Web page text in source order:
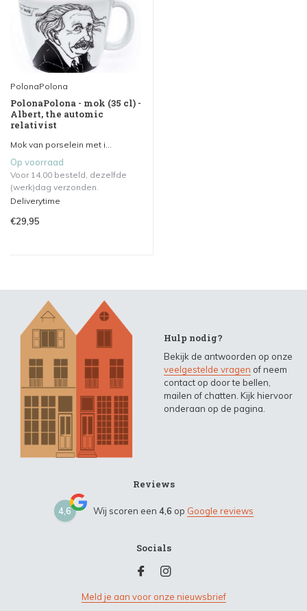
PolonaPolona
PolonaPolona - mok (35 cl) -
Albert, the automic
relativist
Mok van porselein met i...
Op voorraad
Voor 14.00 besteld, dezelfde
(werk)dag verzonden.
Deliverytime
€29,95
Hulp nodig?
Bekijk de antwoorden op onze
veelgestelde vragen of neem
contact op door te bellen,
mailen of chatten. Kijk hiervoor
onderaan op de pagina.
Reviews
4,6 Wij scoren een 4,6 op Google reviews
Socials
Meld je aan voor onze nieuwsbrief